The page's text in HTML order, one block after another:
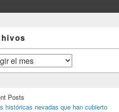
Posts
históricas nevadas que han cubierto